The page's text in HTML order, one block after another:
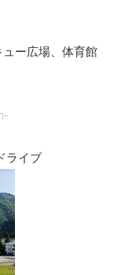
ュー広場、体育館
ライブ